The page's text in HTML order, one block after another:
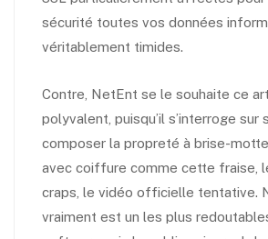
sécurité toutes vos données
véritablement timides.
Contre, NetEnt se le souhaite ce
polyvalent, puisqu’il s’interroge sur
composer la propreté à brise-
avec coiffure comme cette fraise,
craps, le vidéo officielle tentative.
vraiment est un les plus